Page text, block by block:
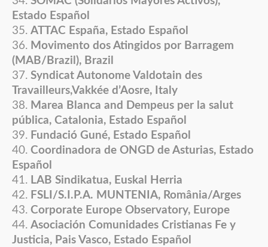
Estado Español
ATTAC España, Estado Español
Movimento dos Atingidos por Barragem
(MAB/Brazil), Brazil
Syndicat Autonome Valdotain des
Travailleurs,Vakkée d’Aosre, Italy
Marea Blanca and Dempeus per la salut
pública, Catalonia, Estado Español
Fundació Guné, Estado Español
Coordinadora de ONGD de Asturias, Estado
Español
LAB Sindikatua, Euskal Herria
FSLI/S.I.P.A. MUNTENIA, România/Arges
Corporate Europe Observatory, Europe
Asociación Comunidades Cristianas Fe y
Justicia, Pais Vasco, Estado Español